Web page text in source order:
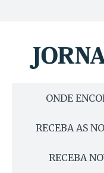
ONDE
RECEBA AS
RECEBA